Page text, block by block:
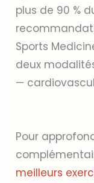
plus de 90 %
Sports
deux
—
Pour
meilleurs